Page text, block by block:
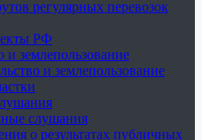
регулярных перевозок
РФ
и землепользование
и землепользование
слушания
о результатах публичных